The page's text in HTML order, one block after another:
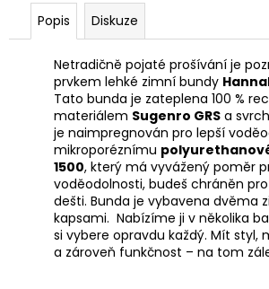
Popis Diskuze
Netradičně pojaté prošívání je
prvkem lehké zimní bundy
Tato bunda je zateplena 100 %
materiálem Sugenro GRS a
je naimpregnován pro lepší
mikroporéznímu
1500, který má vyvážený poměr
voděodolnosti, budeš chráněn
dešti. Bunda je vybavena dvěma
kapsami. Nabízíme ji v několika
si vybere opravdu každý. Mít styl,
a zároveň funkčnost – na tom
TANK
DÁMSKÉ
TÍLKO
Původně: